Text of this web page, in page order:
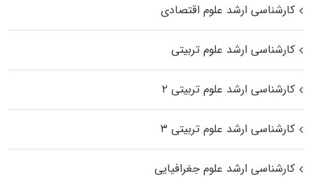
کارشناسی ارشد علوم اقتصادی
کارشناسی ارشد علوم تربیتی
کارشناسی ارشد علوم تربیتی ۲
کارشناسی ارشد علوم تربیتی ۳
کارشناسی ارشد علوم جغرافیایی